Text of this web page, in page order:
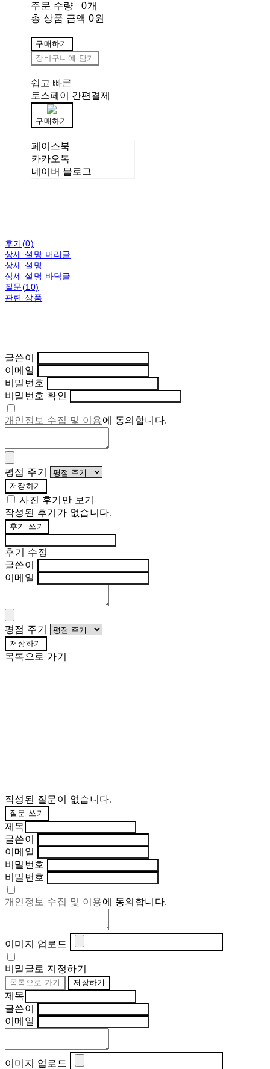
주문 수량
0개
총 상품 금액 0원
구매하기
장바구니에 담기
쉽고 빠른
토스페이 간편결제
구매하기
페이스북
카카오톡
네이버 블로그
후기(0)
상세 설명 머리글
상세 설명
상세 설명 바닥글
질문(10)
관련 상품
글쓴이
이메일
비밀번호
비밀번호 확인
개인정보 수집 및 이용에 동의합니다.
평점 주기
저장하기
사진 후기만 보기
작성된 후기가 없습니다.
후기 쓰기
후기 수정
글쓴이
이메일
평점 주기
저장하기
목록으로 가기
작성된 질문이 없습니다.
질문 쓰기
제목
글쓴이
이메일
비밀번호
비밀번호
개인정보 수집 및 이용에 동의합니다.
이미지 업로드
비밀글로 지정하기
목록으로 가기 저장하기
제목
글쓴이
이메일
이미지 업로드